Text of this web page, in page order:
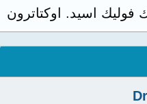
فوليك اسيد. اوكتاترون